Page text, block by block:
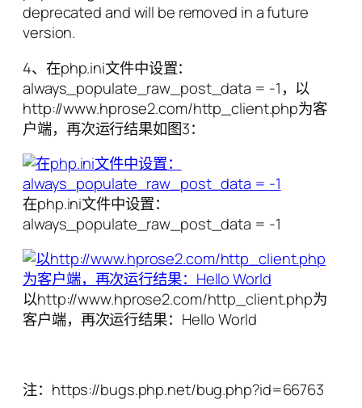
deprecated and will be removed in a future
version.
4、在php.ini文件中设置：
always_populate_raw_post_data = -1，以
http://www.hprose2.com/http_client.php为客
户端，再次运行结果如图3：
在php.ini文件中设置：
always_populate_raw_post_data = -1
以http://www.hprose2.com/http_client.php为
客户端，再次运行结果：Hello World
注：https://bugs.php.net/bug.php?id=66763